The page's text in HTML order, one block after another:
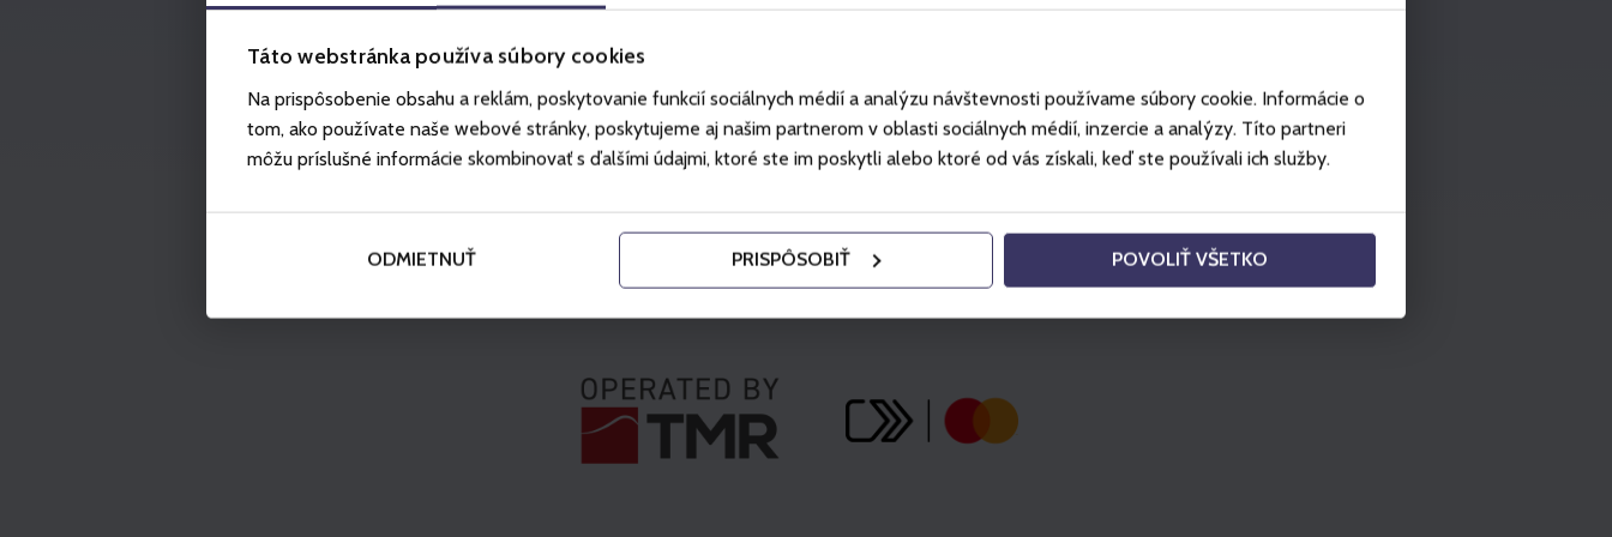
Táto webstránka používa súbory cookies
Na prispôsobenie obsahu a reklám, poskytovanie funkcií sociálnych médií a analýzu návštevnosti používame súbory cookie. Informácie o
tom, ako používate naše webové stránky, poskytujeme aj našim partnerom v oblasti sociálnych médií, inzercie a analýzy. Títo partneri
môžu príslušné informácie skombinovať s ďalšími údajmi, ktoré ste im poskytli alebo ktoré od vás získali, keď ste používali ich služby.
ODMIETNUŤ PRISPÔSOBIŤ POVOLIŤ VŠETKO